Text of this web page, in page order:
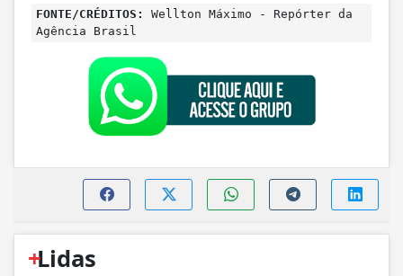
FONTE/CRÉDITOS:
Wellton Máximo - Repórter da
Agência Brasil
+
Lidas